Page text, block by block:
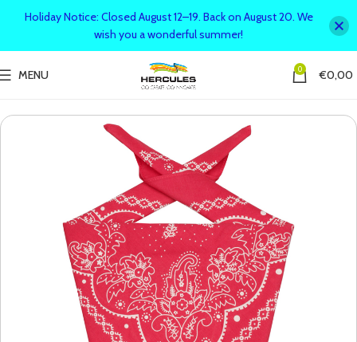
MENU 0 €0,00
Holiday Notice: Closed August 12–19. Back on August 20. We
wish you a wonderful summer!